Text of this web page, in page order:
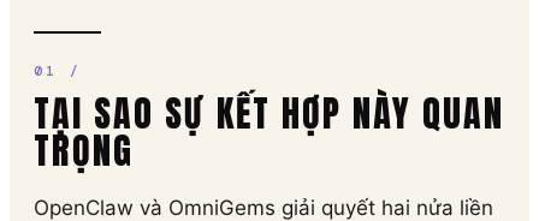
TẠI SAO SỰ KẾT HỢP NÀY QUAN
TRỌNG
OpenClaw và OmniGems giải quyết hai nửa liền